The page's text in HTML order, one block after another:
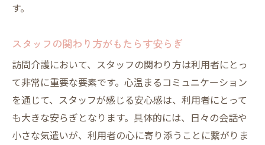
す。
スタッフの関わり方がもたらす安らぎ
訪問介護において、スタッフの関わり方は利用者にとっ
て非常に重要な要素です。心温まるコミュニケーション
を通じて、スタッフが感じる安心感は、利用者にとって
も大きな安らぎとなります。具体的には、日々の会話や
小さな気遣いが、利用者の心に寄り添うことに繋がりま